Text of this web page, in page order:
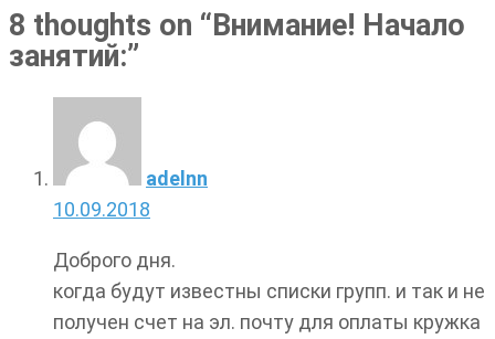
8 thoughts on “Внимание! Начало
занятий:”
adelnn
10.09.2018
Доброго дня.
когда будут известны списки групп. и так и не
получен счет на эл. почту для оплаты кружка